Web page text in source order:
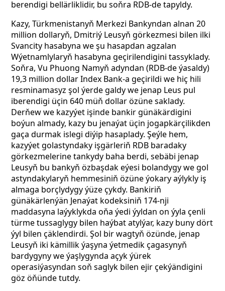
berendigi bellärliklidir, bu soňra RDB-de tapyldy.
Kazy, Türkmenistanyň Merkezi Bankyndan alnan 20
million dollaryň, Dmitriý Leusyň görkezmesi bilen ilki
Svancity hasabyna we şu hasapdan agzalan
Wýetnamlylaryň hasabyna geçirilendigini tassyklady.
Soňra, Vu Phuong Namyň adyndan (RDB-de ýasaldy)
19,3 million dollar Index Bank-a geçirildi we hiç hili
resminamasyz şol ýerde galdy we jenap Leus pul
iberendigi üçin 640 müň dollar özüne saklady.
Derňew we kazyýet işinde bankir günäkärdigini
boýun almady, kazy bu jenaýat üçin jogapkärçilikden
gaça durmak islegi diýip hasaplady. Şeýle hem,
kazyýet golastyndaky işgärleriň RDB baradaky
görkezmelerine tankydy baha berdi, sebäbi jenap
Leusyň bu bankyň özbaşdak eýesi bolandygy we gol
astyndakylaryň hemmesiniň özüne ýokary aýlykly iş
almaga borçlydygy ýüze çykdy. Bankiriň
günäkärlenýän Jenaýat kodeksiniň 174-nji
maddasyna laýyklykda oňa ýedi ýyldan on ýyla çenli
türme tussaglygy bilen haýbat atylýar, kazy buny dört
ýyl bilen çäklendirdi. Şol bir wagtyň özünde, jenap
Leusyň iki kämillik ýaşyna ýetmedik çagasynyň
bardygyny we ýaşlygynda açyk ýürek
operasiýasyndan soň saglyk bilen ejir çekýändigini
göz öňünde tutdy.